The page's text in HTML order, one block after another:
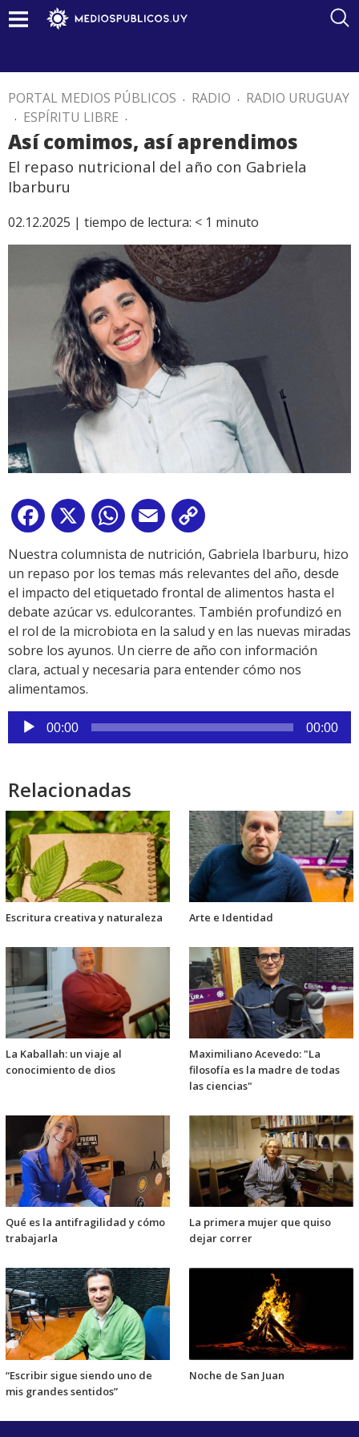
PORTAL MEDIOS PÚBLICOS . RADIO . RADIO URUGUAY
. ESPÍRITU LIBRE .
Así comimos, así aprendimos
El repaso nutricional del año con Gabriela
Ibarburu
02.12.2025 | tiempo de lectura: < 1 minuto
Facebook
X WhatsApp
Email
Link
Nuestra columnista de nutrición, Gabriela Ibarburu, hizo
un repaso por los temas más relevantes del año, desde
el impacto del etiquetado frontal de alimentos hasta el
debate azúcar vs. edulcorantes. También profundizó en
el rol de la microbiota en la salud y en las nuevas miradas
sobre los ayunos. Un cierre de año con información
clara, actual y necesaria para entender cómo nos
alimentamos.
Reproductor
de
00:00 00:00
Relacionadas
Escritura creativa y naturaleza Arte e Identidad
La Kaballah: un viaje al
conocimiento de dios
Maximiliano Acevedo: "La
filosofía es la madre de todas
las ciencias"
Qué es la antifragilidad y cómo
trabajarla
La primera mujer que quiso
dejar correr
“Escribir sigue siendo uno de
mis grandes sentidos”
Noche de San Juan